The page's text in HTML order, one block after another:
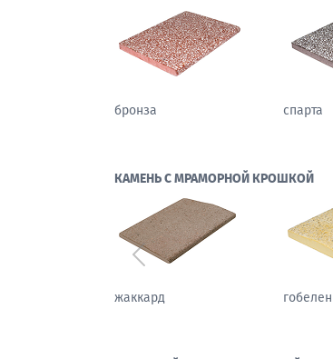
бронза спарта
КАМЕНЬ С МРАМОРНОЙ КРОШКОЙ
каштан жаккард
Предыдущий